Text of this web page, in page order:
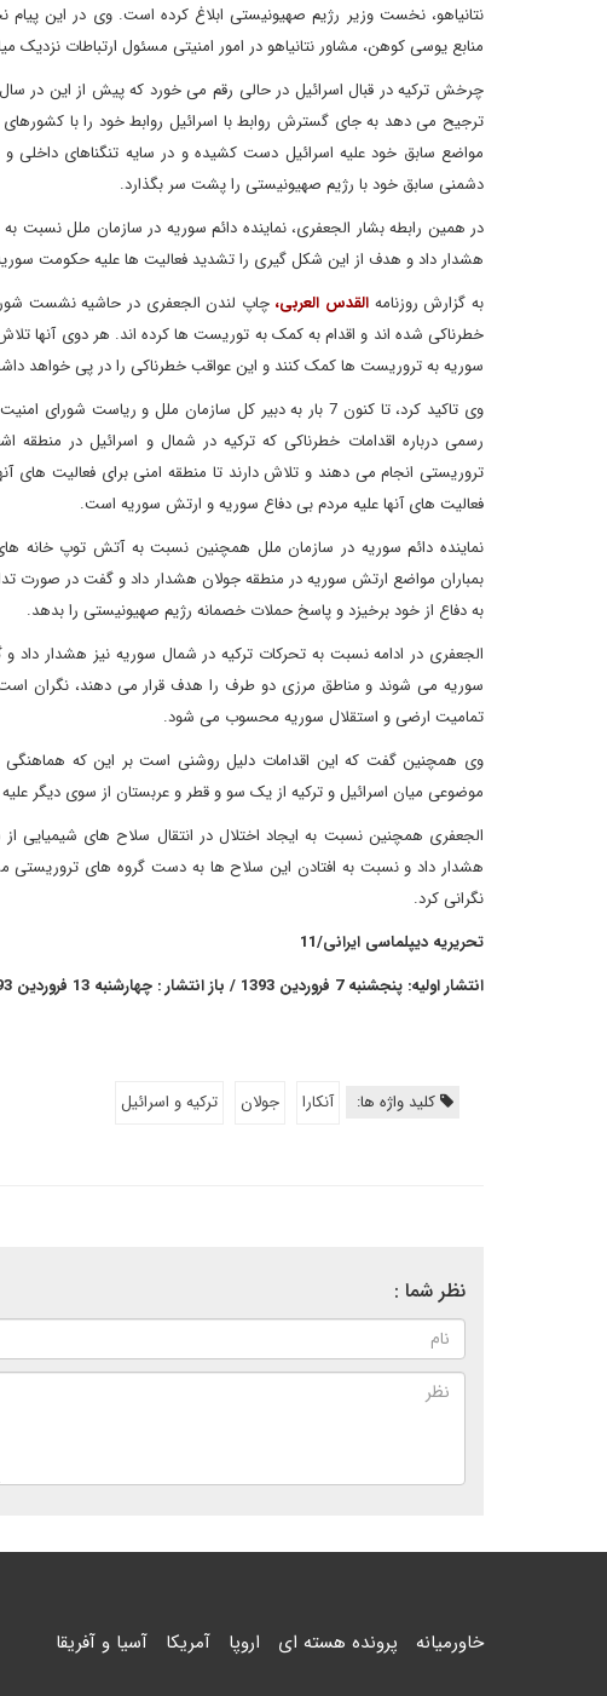
نتانیاهو، نخست وزیر رژیم صهیونیستی ابلاغ کرده است. وی در این
منابع یوسی کوهن، مشاور نتانیاهو در امور امنیتی مسئول ارتباطات نزدیک
چرخش ترکیه در قبال اسرائیل در حالی رقم می خورد که پیش از این در سال
ترجیح می دهد به جای گسترش روابط با اسرائیل روابط خود را با
مواضع سابق خود علیه اسرائیل دست کشیده و در سایه تنگناهای
دشمنی سابق خود با رژیم صهیونیستی را پشت سر بگذارد.
در همین رابطه بشار الجعفری، نماینده دائم سوریه در سازمان ملل
هشدار داد و هدف از این شکل گیری را تشدید فعالیت ها علیه حکومت
به گزارش روزنامه القدس العربی،چاپ لندن الجعفری در حاشیه نشست
خطرناکی شده اند و اقدام به کمک به توریست ها کرده اند. هر دوی آنها
سوریه به تروریست ها کمک کنند و این عواقب خطرناکی را در پی خواهد
وی تاکید کرد، تا کنون 7 بار به دبیر کل سازمان ملل و
رسمی درباره اقدامات خطرناکی که ترکیه در شمال و اسرائیل در
تروریستی انجام می دهند و تلاش دارند تا منطقه امنی برای فعالیت های
فعالیت های آنها علیه مردم بی دفاع سوریه و ارتش سوریه است.
نماینده دائم سوریه در سازمان ملل همچنین نسبت به آتش توپ خانه
بمباران مواضع ارتش سوریه در منطقه جولان هشدار داد و گفت در صورت
به دفاع از خود برخیزد و پاسخ حملات خصمانه رژیم صهیونیستی را بدهد.
الجعفری در ادامه نسبت به تحرکات ترکیه در شمال سوریه نیز هشدار
سوریه می شوند و مناطق مرزی دو طرف را هدف قرار می دهند، نگران
تمامیت ارضی و استقلال سوریه محسوب می شود.
وی همچنین گفت که این اقدامات دلیل روشنی است بر این که هماهنگی
موضوعی میان اسرائیل و ترکیه از یک سو و قطر و عربستان از سوی دیگر
الجعفری همچنین نسبت به ایجاد اختلال در انتقال سلاح های شیمیایی
هشدار داد و نسبت به افتادن این سلاح ها به دست گروه های تروریستی
نگرانی کرد.
تحریریه دیپلماسی ایرانی/11
انتشار اولیه: پنجشنبه 7 فروردین 1393 / باز انتشار : چهارشنبه 13 فروردین 1393
کلید واژه ها: آنکارا جولان ترکیه و اسرائیل
نظر شما :
خاورمیانه پرونده هسته ای اروپا آمریکا آسیا و آفریقا